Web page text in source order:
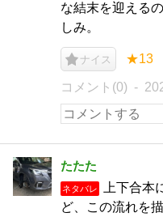
な結末を迎える
しみ。
ナイス ★13
コメント(0)
たたた
ネタバレ
上下合本
ど、この流れを